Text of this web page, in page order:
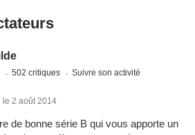
502 critiques Suivre son activité
le 2 août 2014
de bonne série B qui vous apporte un